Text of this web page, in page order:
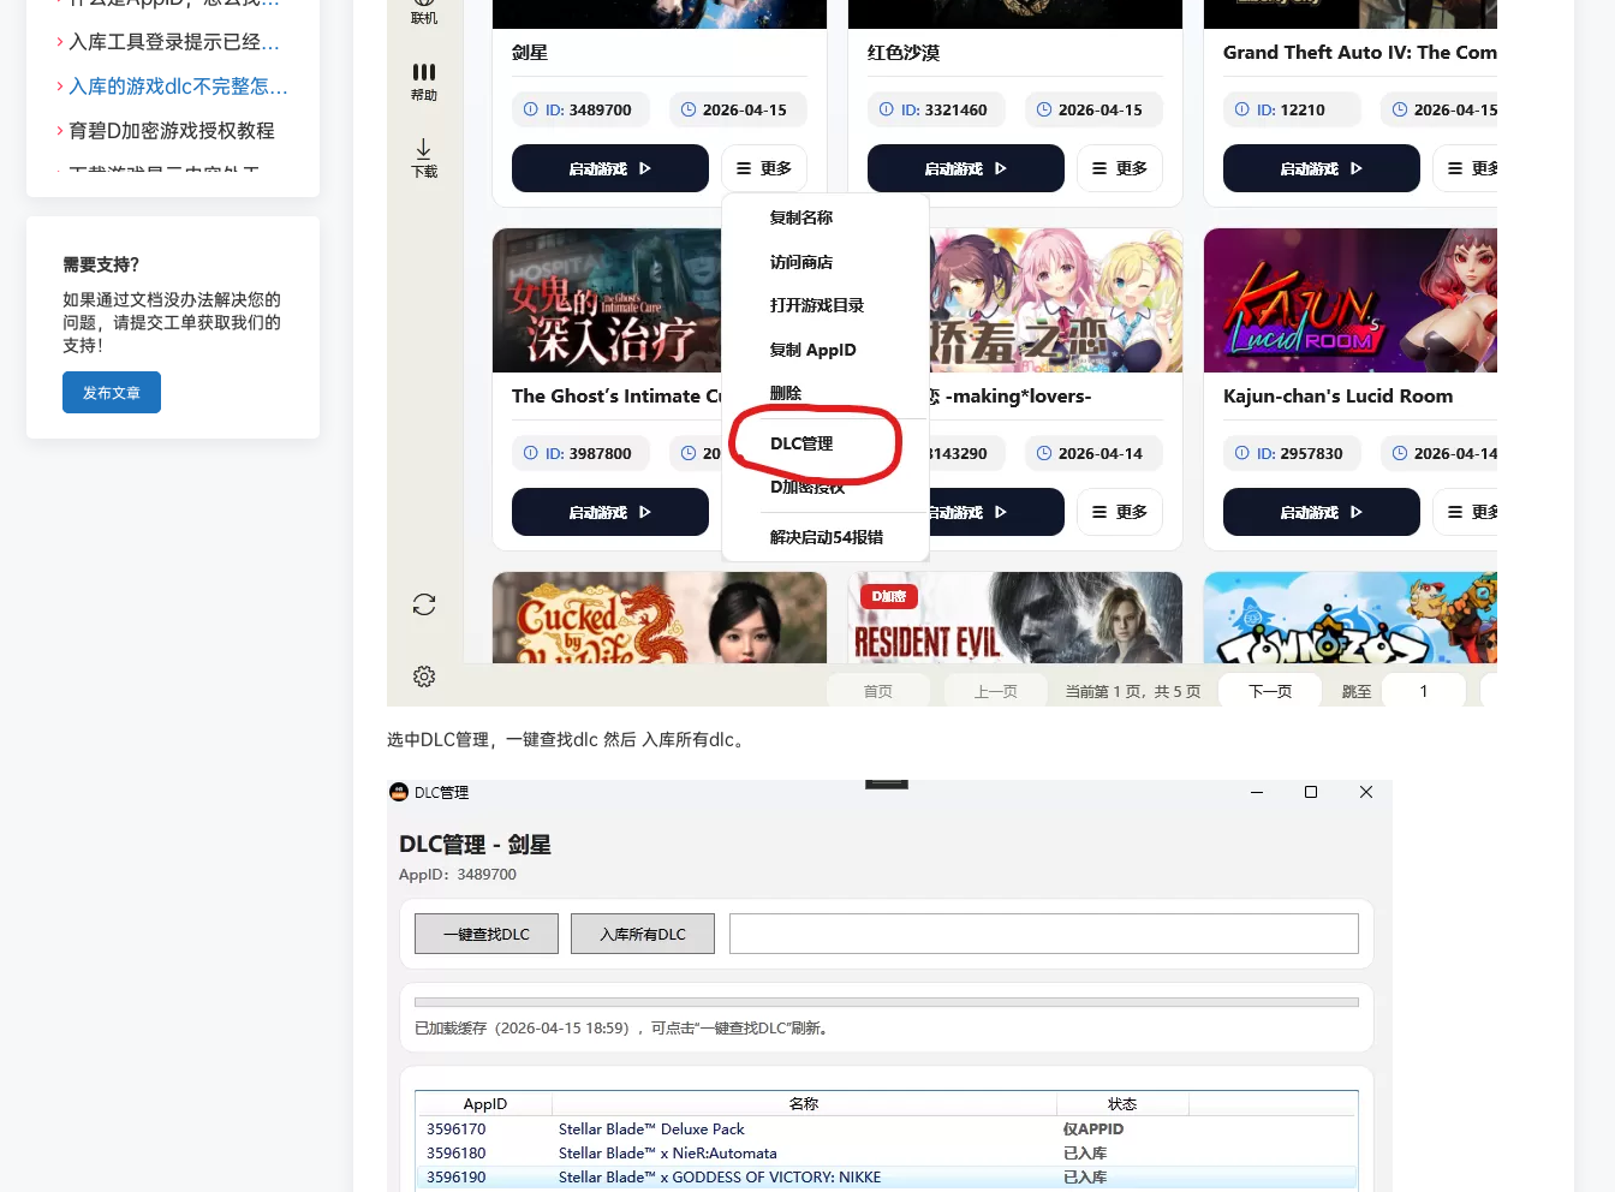
码。
游戏的appid？
入库工具登录提示已经在
其他设备登录，需要解绑。
入库的游戏dlc不完整怎么
办？
育碧D加密游戏授权教程
下载游戏显示内容处于加
需要支持？
如果通过文档没办法解决您的
问题，请提交工单获取我们的
支持！
发布文章
选中DLC管理，一键查找dlc 然后 入库所有dlc。